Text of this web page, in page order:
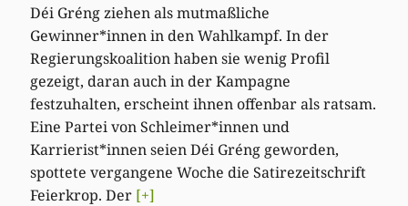
Déi Gréng ziehen als mutmaßliche
Gewinner*innen in den Wahlkampf. In der
Regierungskoalition haben sie wenig Profil
gezeigt, daran auch in der Kampagne
festzuhalten, erscheint ihnen offenbar als ratsam.
Eine Partei von Schleimer*innen und
Karrierist*innen seien Déi Gréng geworden,
spottete vergangene Woche die Satirezeitschrift
Feierkrop. Der [+]